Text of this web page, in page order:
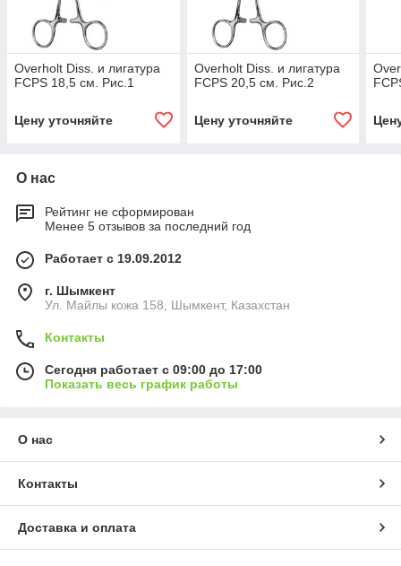
Overholt Diss. и лигатура
FCPS 18,5 см. Рис.1
Цену уточняйте
Overholt Diss. и лигатура
FCPS 20,5 см. Рис.2
Цену уточняйте
О нас
Рейтинг не сформирован
Менее 5 отзывов за последний год
Работает с 19.09.2012
г. Шымкент
Ул. Майлы кожа 158, Шымкент, Казахстан
Контакты
Сегодня работает с 09:00 до 17:00
Показать весь график работы
О нас
Контакты
Доставка и оплата